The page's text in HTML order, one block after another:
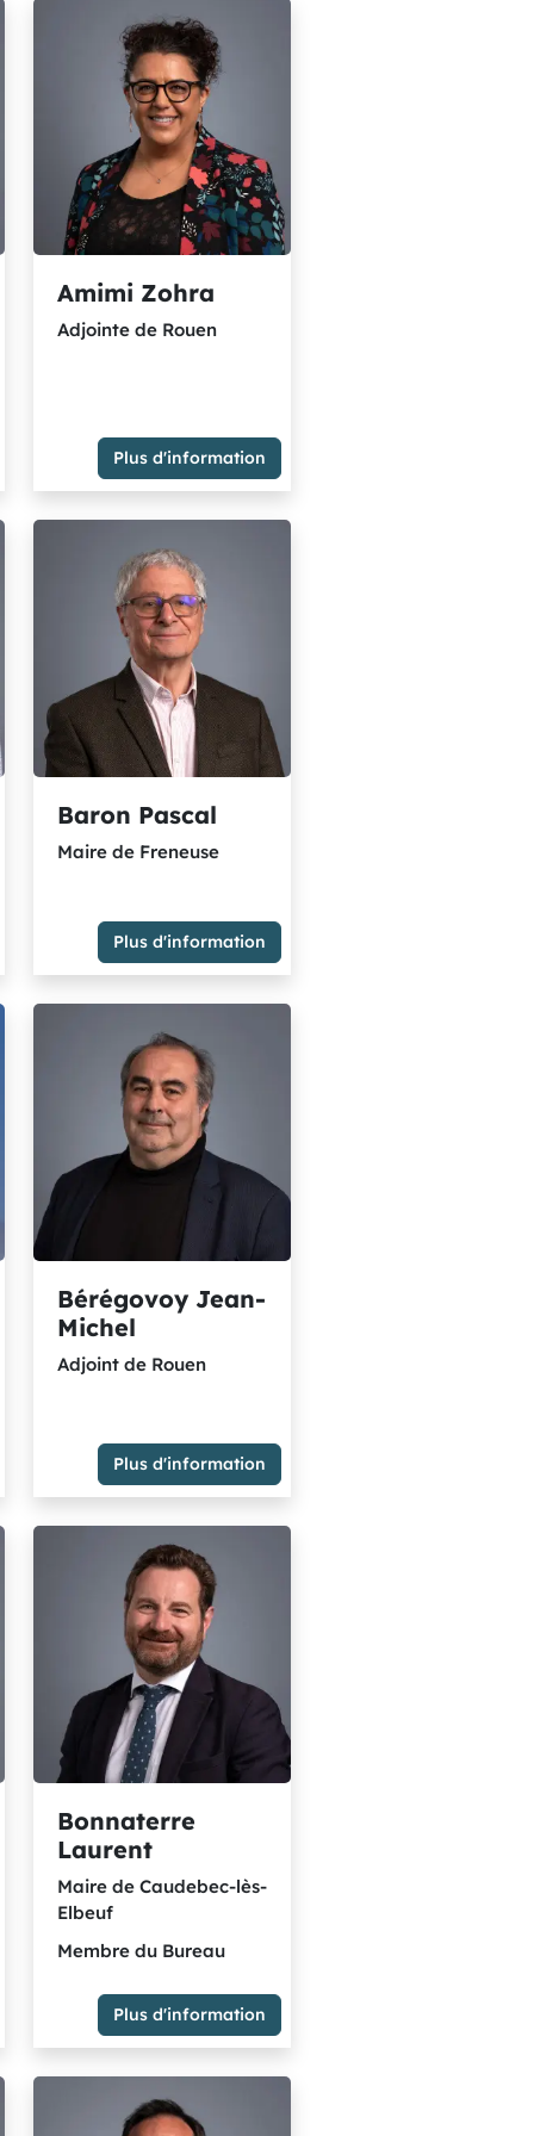
Amimi Zohra
Adjointe de Rouen
Plus d'information
Adjointe de Rouen
Membre du Groupe Majorité
et citoyens rassemblés
Baron Pascal
Maire de Freneuse
Plus d'information
Maire de Freneuse
Membre du Groupe Majorité
et citoyens rassemblés
Bérégovoy Jean-
Michel
Adjoint de Rouen
Plus d'information
Adjoint de Rouen
élu.es écologistes et
Bonnaterre
Laurent
Maire de Caudebec-lès-
Elbeuf
Membre du Bureau
Plus d'information
Elbeuf
Délégation(s) : Président de